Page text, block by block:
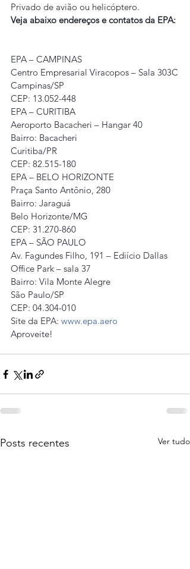
Privado de avião ou helicóptero.
Veja abaixo endereços e contatos da EPA:
EPA – CAMPINAS
Centro Empresarial Viracopos – Sala 303C
Campinas/SP
CEP: 13.052-448
EPA – CURITIBA
Aeroporto Bacacheri – Hangar 40
Bairro: Bacacheri
Curitiba/PR
CEP: 82.515-180
EPA – BELO HORIZONTE
Praça Santo Antônio, 280
Bairro: Jaraguá
Belo Horizonte/MG
CEP: 31.270-860
EPA – SÃO PAULO
Av. Fagundes Filho, 191 – Ediício Dallas
Office Park – sala 37
Bairro: Vila Monte Alegre
São Paulo/SP
CEP: 04.304-010
Site da EPA: www.epa.aero
Aproveite!
Posts recentes Ver tudo